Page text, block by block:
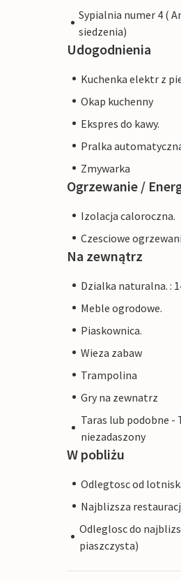
Sypialnia numer 4 (
siedzenia)
Udogodnienia
Kuchenka elektr z
Okap kuchenny
Ekspres do kawy.
Pralka
Zmywarka
Ogrzewanie /
Izolacja caloroczna.
Czesciowe
Na zewnątrz
Dzialka naturalna. :
Meble ogrodowe.
Piaskownica.
Wieza zabaw
Trampolina
Gry na zewnatrz
Taras lub podobne -
niezadaszony
W pobliżu
Odlegtosc od
Najblizsza
Odleglosc do
piaszczysta)